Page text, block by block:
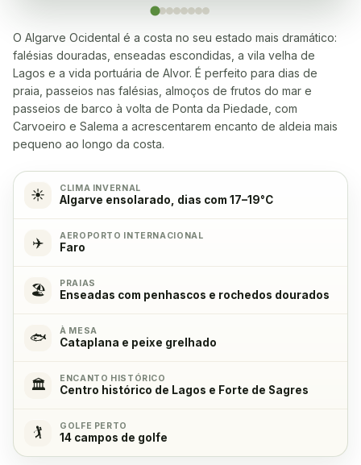
✓ Restaurante
Sim, muitos a 5-10 minutos a pé
Máquina de lavar roupa
Micro-ondas
Sim
✓ Fogão
Sim
✓
Frigorífico
Sim
O Algarve Ocidental é a costa no seu estado mais dramático:
falésias douradas, enseadas escondidas, a vila velha de
Lagos e a vida portuária de Alvor. É perfeito para dias de
praia, passeios nas falésias, almoços de frutos do mar e
passeios de barco à volta de Ponta da Piedade, com
Carvoeiro e Salema a acrescentarem encanto de aldeia mais
pequeno ao longo da costa.
☀️ CLIMA INVERNAL
Algarve ensolarado, dias com 17–19°C
✈️ AEROPORTO INTERNACIONAL
Faro
🏖️ PRAIAS
Enseadas com penhascos e rochedos dourados
🐟 À MESA
Cataplana e peixe grelhado
🏛️ ENCANTO HISTÓRICO
Centro histórico de Lagos e Forte de Sagres
🏌️ GOLFE PERTO
14 campos de golfe